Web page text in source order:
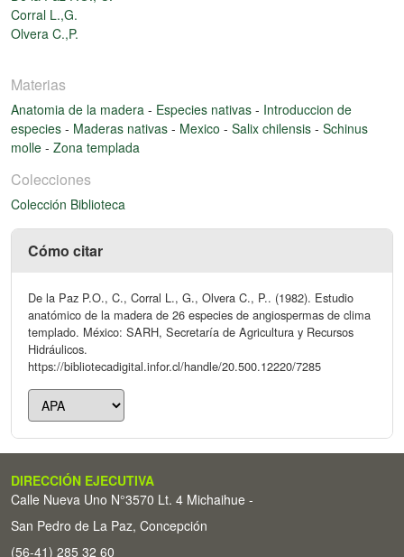
Corral L.,G.
Olvera C.,P.
Materias
Anatomia de la madera - Especies nativas - Introduccion de
especies - Maderas nativas - Mexico - Salix chilensis - Schinus
molle - Zona templada
Colecciones
Colección Biblioteca
Cómo citar
De la Paz P.O., C., Corral L., G., Olvera C., P.. (1982). Estudio
anatómico de la madera de 26 especies de angiospermas de clima
templado. México: SARH, Secretaría de Agricultura y Recursos
Hidráulicos.
https://bibliotecadigital.infor.cl/handle/20.500.12220/7285
DIRECCIÓN EJECUTIVA
Calle Nueva Uno N°3570 Lt. 4 Michaihue -
San Pedro de La Paz, Concepción
(56-41) 285 32 60